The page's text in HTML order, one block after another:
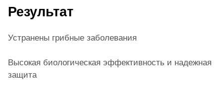
Результат
Устранены грибные заболевания
Высокая биологическая эффективность и надежная
защита